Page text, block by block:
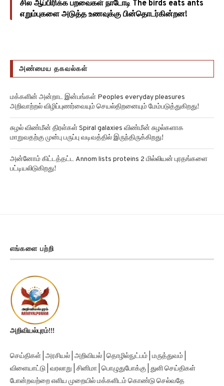
சில ஆப்பிரிக்க பறவைகள் நாடோடி The birds eats ants
எறும்புகளை அடுத்த உணவுக்கு பின்தொடர்கின்றன!
அண்மைய தகவல்கள்
மக்களின் அன்றாட இன்பங்கள் Peoples everyday pleasures
அறிவாற்றல் விழிப்புணர்வையும் செயல்திறனையும் மேம்படுத்துகிறது!
சுழல் விண்மீன் திரள்கள் Spiral galaxies விண்மீன் சுழல்களாக
மாறுவதற்கு முன்பு பருப்பு வடிவத்தில் இருந்திருக்கிறது!
அன்னோம் கிட்டத்தட்ட Annom lists proteins 2 மில்லியன் புரதங்களை
பட்டியலிடுகிறது!
எங்களை பற்றி
அறிவியல்புரம்!!!
செய்திகள் | அரசியல் | அறிவியல் | தொழில்நுட்பம் | மருத்துவம் |
விளையாட்டு | வரலாறு | சினிமா | பொழுதுபோக்கு | துளி செய்திகள்
போன்றவற்றை எளிய முறையில் மக்களிடம் கொண்டு செல்வதே